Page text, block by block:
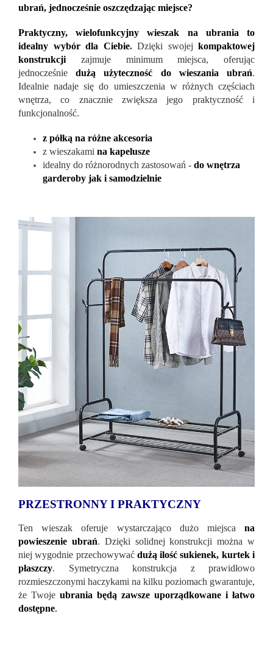
ubrań, jednocześnie oszczędzając miejsce?
Praktyczny, wielofunkcyjny wieszak na ubrania to
idealny wybór dla Ciebie. Dzięki swojej kompaktowej
konstrukcji
zajmuje minimum miejsca, oferując
jednocześnie
dużą użyteczność do wieszania ubrań.
Idealnie nadaje się do umieszczenia w różnych częściach
wnętrza, co znacznie zwiększa jego praktyczność i
funkcjonalność.
z półką na różne akcesoria
z wieszakami na kapelusze
idealny do różnorodnych zastosowań - do wnętrza
garderoby jak i samodzielnie
PRZESTRONNY I PRAKTYCZNY
Ten wieszak oferuje wystarczająco dużo miejsca
na
powieszenie ubrań. Dzięki solidnej konstrukcji można w
niej wygodnie przechowywać dużą ilość sukienek, kurtek i
płaszczy. Symetryczna konstrukcja z prawidłowo
rozmieszczonymi haczykami na kilku poziomach gwarantuje,
że Twoje ubrania będą zawsze uporządkowane i łatwo
dostępne.